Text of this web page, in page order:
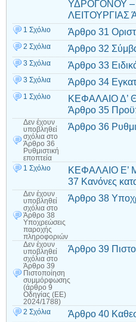
ΥΔΡΟΓΟΝΟΥ –
ΛΕΙΤΟΥΡΓΙΑΣ
1 Σχόλιο Άρθρο 31
2 Σχόλια Άρθρο 32
3 Σχόλια Άρθρο 33
3 Σχόλια Άρθρο 34
1 Σχόλιο
ΚΕΦΑΛΑΙΟ
Άρθρο 35
Δεν έχουν
υποβληθεί
σχόλια στο
Άρθρο 36
Ρυθμιστική
εποπτεία
Άρθρο 36
1 Σχόλιο
ΚΕΦΑΛΑΙΟ
37 Κανόνες
Δεν έχουν
υποβληθεί
σχόλια στο
Άρθρο 38
Υποχρεώσεις
παροχής
πληροφοριών
Άρθρο 38
Δεν έχουν
υποβληθεί
σχόλια στο
Άρθρο 39
Πιστοποίηση
συμμόρφωσης
(άρθρο 9
Οδηγίας (ΕΕ)
2024/1788)
Άρθρο 39
2 Σχόλια Άρθρο 40